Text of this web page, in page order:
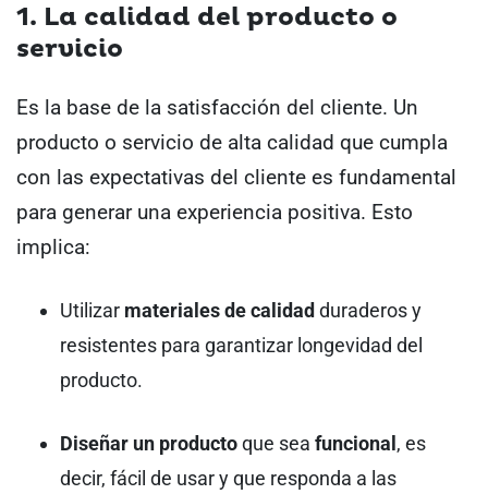
1. La calidad del producto o
servicio
Es la base de la satisfacción del cliente. Un
producto o servicio de alta calidad que cumpla
con las expectativas del cliente es fundamental
para generar una experiencia positiva. Esto
implica:
Utilizar materiales de calidad duraderos y
resistentes para garantizar longevidad del
producto.
Diseñar un productoque sea funcional, es
decir, fácil de usar y que responda a las